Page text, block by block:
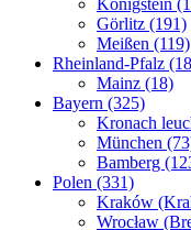
Görlitz (191)
Meißen (119)
Rheinland-Pfalz
Mainz (18)
Bayern (325)
Kronach
München
Bamberg
Polen (331)
Kraków
Wrocław